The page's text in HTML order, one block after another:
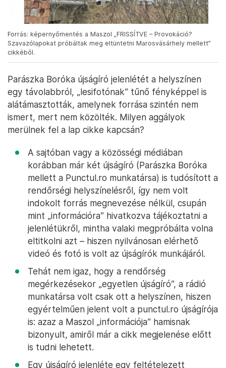
Forrás: képernyőmentés a Maszol „FRISSÍTVE – Provokáció?
Szavazólapokat próbáltak meg eltüntetni Marosvásárhely mellett”
cikkéből.
Parászka Boróka újságíró jelenlétét a helyszínen
egy távolabbról, „lesifotónak” tűnő fényképpel is
alátámasztották, amelynek forrása szintén nem
ismert, mert nem közölték. Milyen aggályok
merülnek fel a lap cikke kapcsán?
A sajtóban vagy a közösségi médiában
korábban már két újságíró (Parászka Boróka
mellett a Punctul.ro munkatársa) is tudósított a
rendőrségi helyszínelésről, így nem volt
indokolt forrás megnevezése nélkül, csupán
mint „információra” hivatkozva tájékoztatni a
jelenlétükről, mintha valaki megpróbálta volna
eltitkolni azt – hiszen nyilvánosan elérhető
videó és fotó is volt az újságírók munkájáról.
Tehát nem igaz, hogy a rendőrség
megérkezésekor „egyetlen újságíró”, a rádió
munkatársa volt csak ott a helyszínen, hiszen
egyértelműen jelent volt a punctul.ro újságírója
is: azaz a Maszol „információja” hamisnak
bizonyult, amiről már a cikk megjelenése előtt
is tudni lehetett.
Egy újságíró jelenléte egy feltételezett